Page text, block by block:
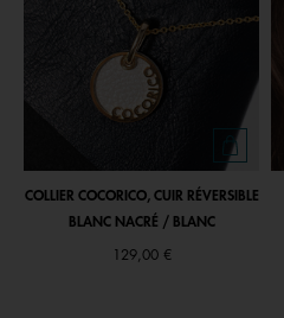
COLLIER COCORICO, CUIR RÉVERSIBLE
BLANC NACRÉ / BLANC
129,00 €